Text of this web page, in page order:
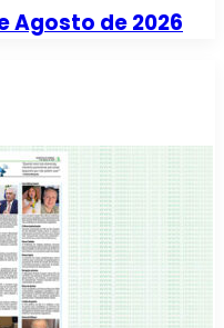
Agosto de 2026